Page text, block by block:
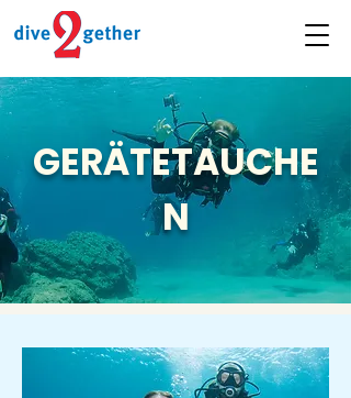
GERÄTETAUCHE
N